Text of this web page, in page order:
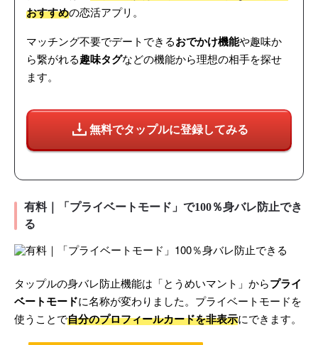
おすすめの恋活アプリ。
マッチング不要でデートできるおでかけ機能や趣味か
ら繋がれる趣味タグなどの機能から理想の相手を探せ
ます。
無料でタップルに登録してみる
有料｜「プライベートモード」で100％身バレ防止でき
る
タップルの身バレ防止機能は「とうめいマント」からプライ
ベートモードに名称が変わりました。プライベートモードを
使うことで自分のプロフィールカードを非表示にできます。